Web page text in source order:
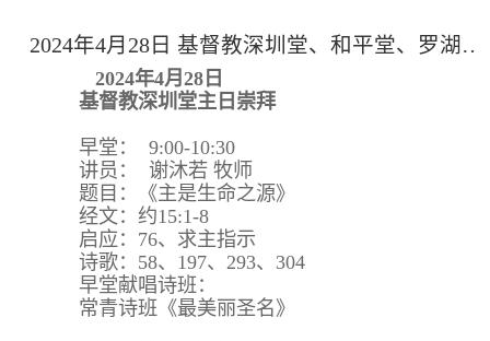
2024年4月28日 基督教深圳堂、和平堂、罗湖堂主日崇拜
2024年4月28日
基督教深圳堂主日崇拜
早堂： 9:00-10:30
讲员： 谢沐若 牧师
题目：《主是生命之源》
经文：约15:1-8
启应：76、求主指示
诗歌：58、197、293、304
早堂献唱诗班：
常青诗班《最美丽圣名》